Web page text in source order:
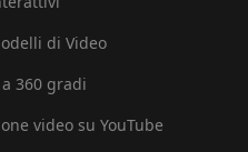
di Video
360 gradi
video su YouTube